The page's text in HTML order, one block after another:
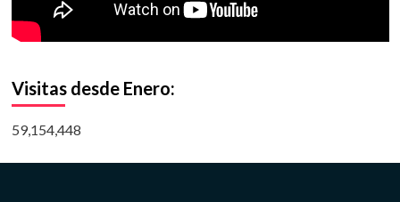
Visitas desde Enero:
59,154,448